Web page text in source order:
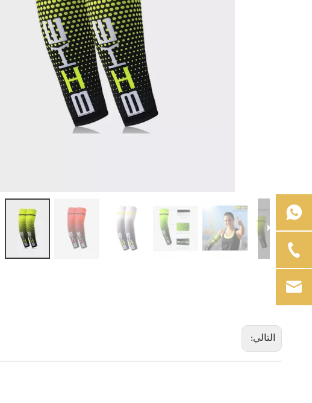
التالي: